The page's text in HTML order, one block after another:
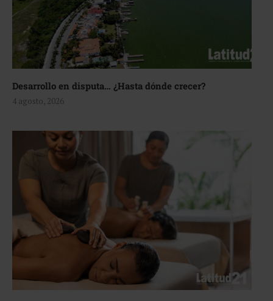
Desarrollo en disputa… ¿Hasta dónde crecer?
4 agosto, 2026